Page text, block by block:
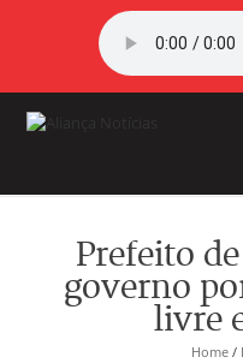
Prefeito
governo
livre
Home /